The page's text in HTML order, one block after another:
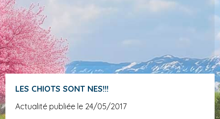
LES CHIOTS SONT NES!!!
Actualité publiée le 24/05/2017